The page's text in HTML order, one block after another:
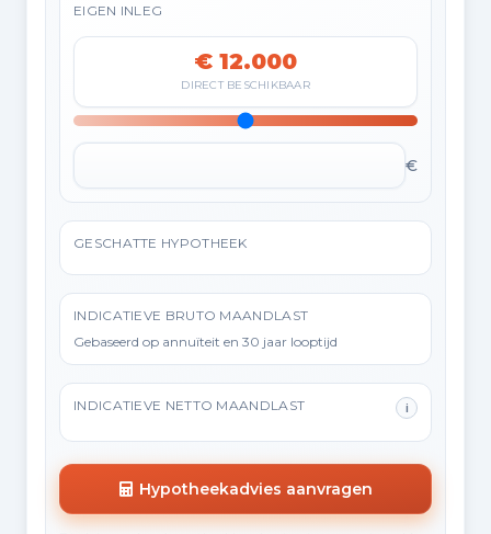
EIGEN INLEG
€ 12.000
DIRECT BESCHIKBAAR
€
GESCHATTE HYPOTHEEK
INDICATIEVE BRUTO MAANDLAST
Gebaseerd op annuïteit en 30 jaar looptijd
INDICATIEVE NETTO MAANDLAST i
Hypotheekadvies aanvragen